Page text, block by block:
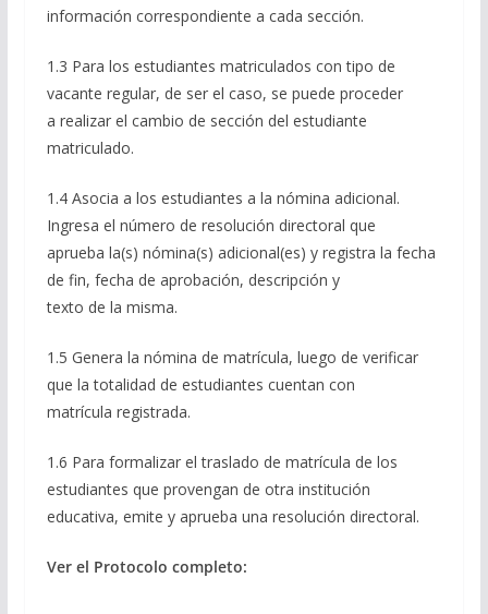
información correspondiente a cada sección.
1.3 Para los estudiantes matriculados con tipo de
vacante regular, de ser el caso, se puede proceder
a realizar el cambio de sección del estudiante
matriculado.
1.4 Asocia a los estudiantes a la nómina adicional.
Ingresa el número de resolución directoral que
aprueba la(s) nómina(s) adicional(es) y registra la fecha
de fin, fecha de aprobación, descripción y
texto de la misma.
1.5 Genera la nómina de matrícula, luego de verificar
que la totalidad de estudiantes cuentan con
matrícula registrada.
1.6 Para formalizar el traslado de matrícula de los
estudiantes que provengan de otra institución
educativa, emite y aprueba una resolución directoral.
Ver el Protocolo completo: